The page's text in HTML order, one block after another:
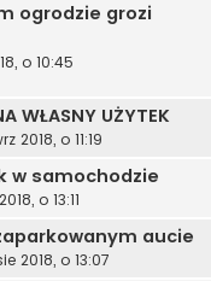
ogrodzie grozi
o 10:45
WŁASNY UŻYTEK
2018, o 11:19
w samochodzie
o 13:11
aucie
2018, o 13:07